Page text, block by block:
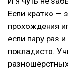
Если кратко —
прохождения
если пару раз
покладисто.